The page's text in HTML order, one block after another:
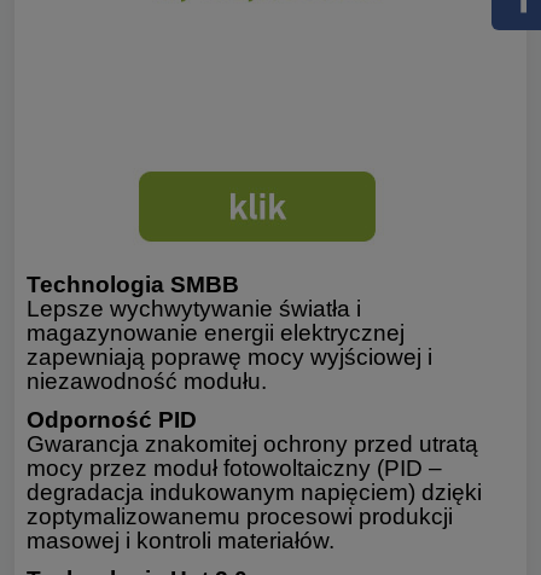
Technologia SMBB
Lepsze wychwytywanie światła i
magazynowanie energii elektrycznej
zapewniają poprawę mocy wyjściowej i
niezawodność modułu.
Odporność PID
Gwarancja znakomitej ochrony przed utratą
mocy przez moduł fotowoltaiczny (PID –
degradacja indukowanym napięciem) dzięki
zoptymalizowanemu procesowi produkcji
masowej i kontroli materiałów.